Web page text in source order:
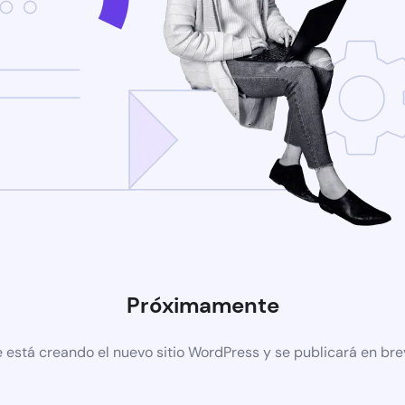
Próximamente
está creando el nuevo sitio WordPress y se publicará en